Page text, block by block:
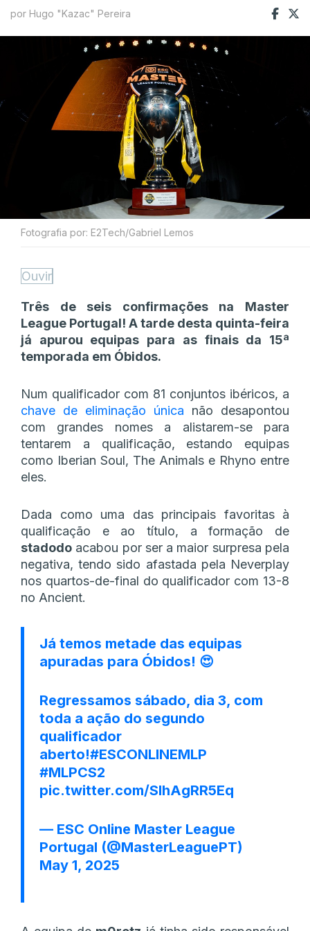
por Hugo "Kazac" Pereira
Fotografia por: E2Tech/Gabriel Lemos
Ouvir
Três de seis confirmações na Master
League Portugal! A tarde desta quinta-feira
já apurou equipas para as finais da 15ª
temporada em Óbidos.
Num qualificador com 81 conjuntos ibéricos, a
chave de eliminação única não desapontou
com grandes nomes a alistarem-se para
tentarem a qualificação, estando equipas
como Iberian Soul, The Animals e Rhyno entre
eles.
Dada como uma das principais favoritas à
qualificação e ao título, a formação de
stadodo acabou por ser a maior surpresa pela
negativa, tendo sido afastada pela Neverplay
nos quartos-de-final do qualificador com 13-8
no Ancient.
Já temos metade das equipas
apuradas para Óbidos! 😍
Regressamos sábado, dia 3, com
toda a ação do segundo
qualificador
aberto!#ESCONLINEMLP
#MLPCS2
pic.twitter.com/SIhAgRR5Eq
— ESC Online Master League
Portugal (@MasterLeaguePT)
May 1, 2025